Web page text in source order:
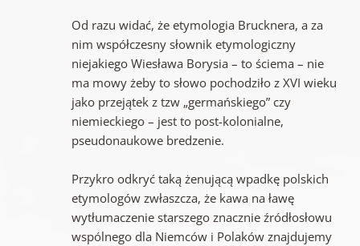
Od razu widać, że etymologia Brucknera, a za
nim współczesny słownik etymologiczny
niejakiego Wiesława Borysia – to ściema – nie
ma mowy żeby to słowo pochodziło z XVI wieku
jako przejątek z tzw „germańskiego” czy
niemieckiego – jest to post-kolonialne,
pseudonaukowe bredzenie.
Przykro odkryć taką żenującą wpadkę polskich
etymologów zwłaszcza, że kawa na ławę
wytłumaczenie starszego znacznie źródłosłowu
wspólnego dla Niemców i Polaków znajdujemy